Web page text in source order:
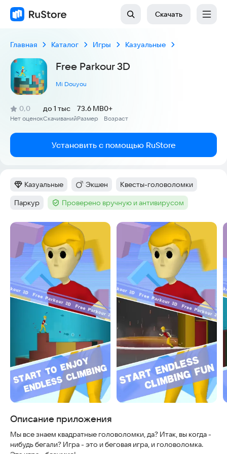
Скачать
Главная Каталог Игры Казуальные
Free Parkour 3D
Mi Douyou
Рейтинг:
0,0
(
Нет оценок
)
Скачиваний
до 1 тыс
Размер
73.6 MB
Возраст
0+
Установить с помощью RuStore
Категория:
Казуальные Категория
Экшен Тег:
Квесты-головоломки
Тег:
Паркур Тег :Проверено вручную и антивирусом
Скриншоты
Описание приложения
Мы все знаем квадратные головоломки, да? Итак, вы когда -
нибудь бегали? Игра - это и беговая игра, и головоломка.